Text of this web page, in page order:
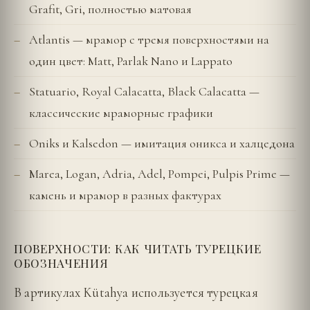
Grafit, Gri, полностью матовая
Atlantis — мрамор с тремя поверхностями на
один цвет: Matt, Parlak Nano и Lappato
Statuario, Royal Calacatta, Black Calacatta —
классические мраморные графики
Oniks и Kalsedon — имитация оникса и халцедона
Marea, Logan, Adria, Adel, Pompei, Pulpis Prime —
камень и мрамор в разных фактурах
ПОВЕРХНОСТИ: КАК ЧИТАТЬ ТУРЕЦКИЕ
ОБОЗНАЧЕНИЯ
В артикулах Kütahya используется турецкая